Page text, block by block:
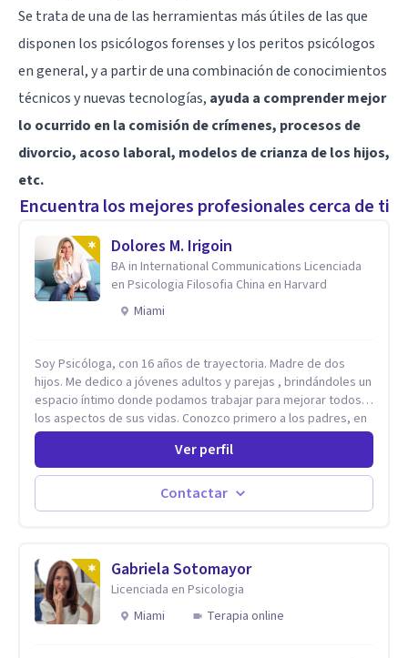
Se trata de una de las herramientas más útiles de las que
disponen los psicólogos forenses y los peritos psicólogos
en general, y a partir de una combinación de conocimientos
técnicos y nuevas tecnologías, ayuda a comprender mejor
lo ocurrido en la comisión de crímenes, procesos de
divorcio, acoso laboral, modelos de crianza de los hijos,
etc.
Encuentra los mejores profesionales cerca de ti
Dolores M. Irigoin
BA in International Communications Licenciada
en Psicologia Filosofia China en Harvard
Miami
Soy Psicóloga, con 16 años de trayectoria. Madre de dos
hijos. Me dedico a jóvenes adultos y parejas , brindándoles un
espacio íntimo donde podamos trabajar para mejorar todos
los aspectos de sus vidas. Conozco primero a los padres, en
el caso de niños u adolescentes, para luego seguir la terapia
con sus hijos, apuntalándolos en su futuro personal,
universitario y profesional, siempre conteniendo
paralelamente a los padres y brindándoles un espacio de
seguridad. Hago terapia de pareja y adultos con método
Ver perfil
Contactar
Gabriela Sotomayor
Licenciada en Psicologia
Miami
Terapia online